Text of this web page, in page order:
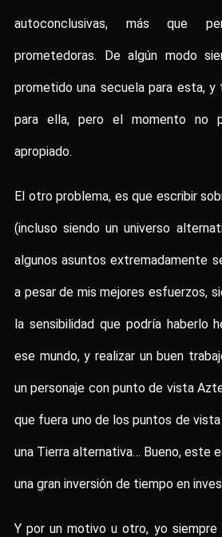
autoconclusivas, más que
prometedoras. De algún modo
prometido una secuela para esta, y
para ella, pero el momento no
apropiado.
El otro problema, es que escribir
(incluso siendo un universo
algunos asuntos extremadamente
a pesar de mis mejores esfuerzos,
la sensibilidad que podría haberlo
ese mundo, y realizar un buen
un personaje con punto de vista
que fuera uno de los puntos de
una Tierra alternativa… Bueno, este
una gran inversión de tiempo en
Y por un motivo u otro, yo siempre